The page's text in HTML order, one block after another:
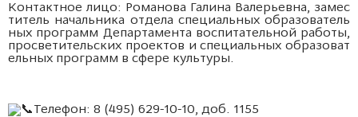
Контактное лицо: Романова Галина Валерьевна, замес
титель начальника отдела специальных образователь
ных программ Департамента воспитательной работы,
просветительских проектов и специальных образоват
ельных программ в сфере культуры.
Телефон: 8 (495) 629-10-10, доб. 1155